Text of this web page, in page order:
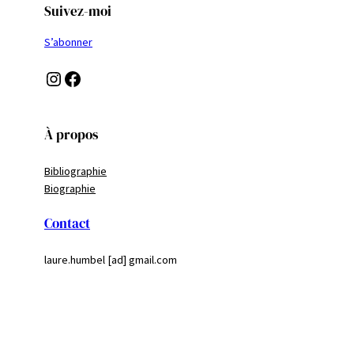
Suivez-moi
S’abonner
Instagram Facebook
À propos
Bibliographie
Biographie
Contact
laure.humbel [ad] gmail.com